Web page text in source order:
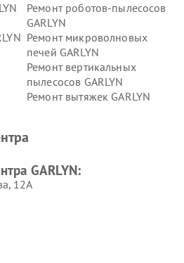
Ремонт роботов-пылесосов
GARLYN
Ремонт микроволновых
печей GARLYN
Ремонт вертикальных
пылесосов GARLYN
Ремонт вытяжек GARLYN
GARLYN
GARLYN:
12А